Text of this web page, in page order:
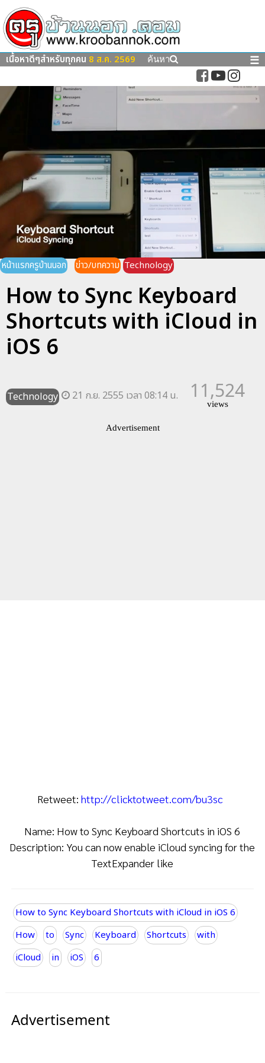
เนื้อหาดีๆสำหรับทุกคน 8 ส.ค. 2569 ค้นหา ☰
หน้าแรกครูบ้านนอก ข่าว/บทความ Technology
How to Sync Keyboard
Shortcuts with iCloud in
iOS 6
Technology 21 ก.ย. 2555 เวลา 08:14 น. 11,524
views
Advertisement
Retweet: http://clicktotweet.com/bu3sc
Name: How to Sync Keyboard Shortcuts in iOS 6
Description: You can now enable iCloud syncing for the
TextExpander like
How to Sync Keyboard Shortcuts with iCloud in iOS 6
How
to Sync Keyboard Shortcuts
with
iCloud
in iOS 6
Advertisement